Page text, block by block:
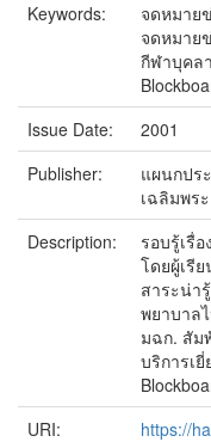
Keywords:
จดหมาย
จดหมาย
กีฬาบุคล
Issue Date:
2001
Publisher:
แผนกปร
เฉลิมพร
Description:
รอบรู้เรื่
โดยผู้เรี
สาระน่า
พยาบาล
มฉก. สัม
บริการเ
URI:
https://